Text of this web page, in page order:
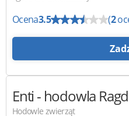
Ocena3.5 (2
Enti- hodowla
Hodowle zwierząt